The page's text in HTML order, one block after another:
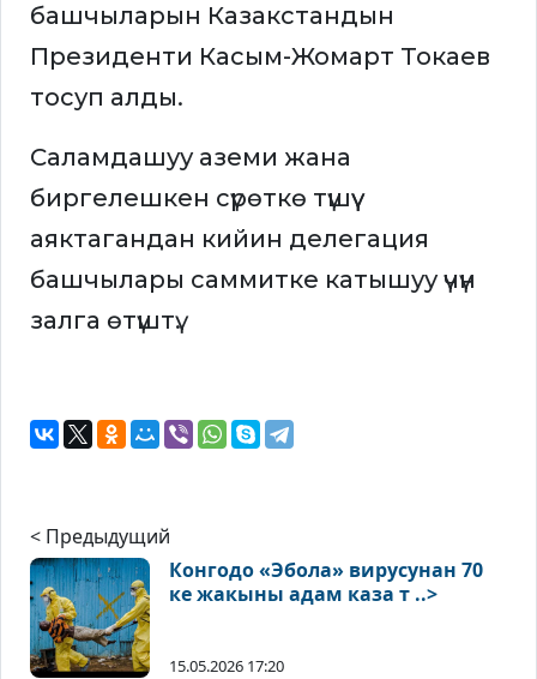
башчыларын Казакстандын
Президенти Касым-Жомарт Токаев
тосуп алды.
Саламдашуу аземи жана
биргелешкен сүрөткө түшүү
аяктагандан кийин делегация
башчылары саммитке катышуу үчүн
залга өтүштү.
< Предыдущий
Конгодо «Эбола» вирусунан 70
ке жакыны адам каза т ..>
15.05.2026 17:20